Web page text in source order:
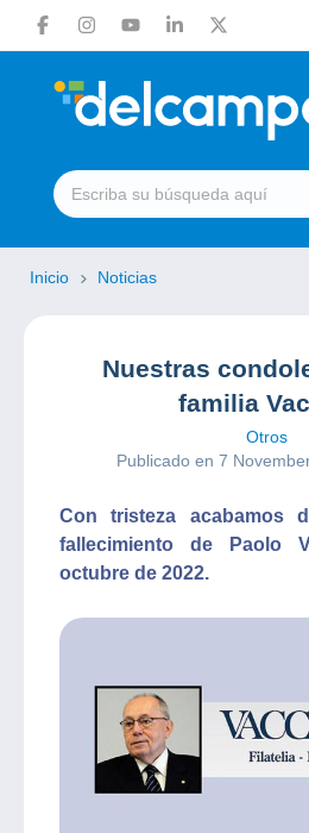
Inicio Noticias
Nuestras
familia
Otros
Publicado en 7
Con tristeza acabamos
fallecimiento de Paolo
octubre de 2022.